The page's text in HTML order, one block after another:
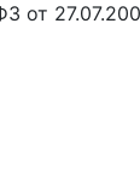
от